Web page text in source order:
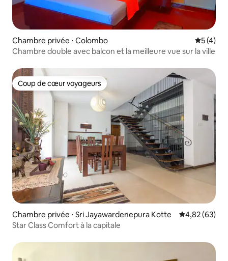
Chambre privée ⋅ Colombo
5 (4)
Chambre double avec balcon et la meilleure vue sur la ville
Coup de cœur voyageurs
Coup de cœur voyageurs
Chambre privée ⋅ Sri Jayawardenepura Kotte Évaluation
4,82 (63)
Star Class Comfort à la capitale